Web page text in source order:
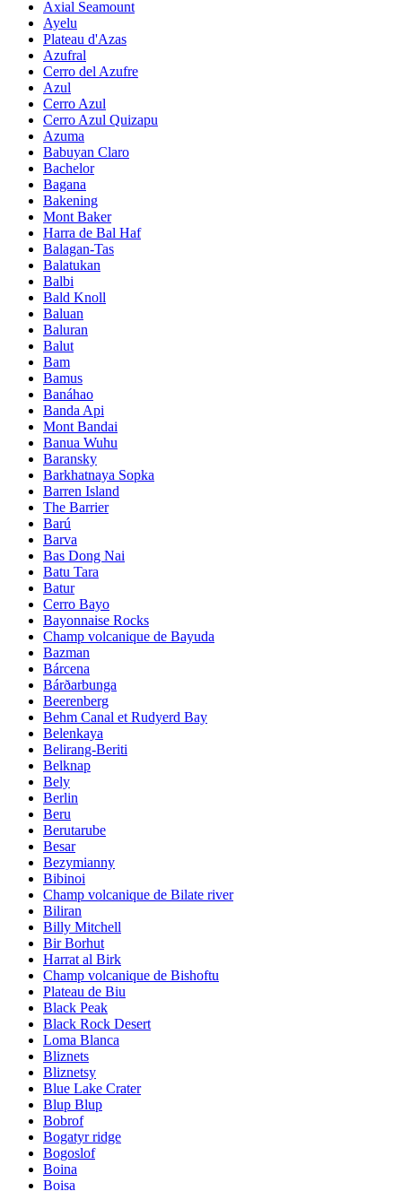
Axial Seamount
Ayelu
Plateau d'Azas
Azufral
Cerro del Azufre
Azul
Cerro Azul
Cerro Azul Quizapu
Azuma
Babuyan Claro
Bachelor
Bagana
Bakening
Mont Baker
Harra de Bal Haf
Balagan-Tas
Balatukan
Balbi
Bald Knoll
Baluan
Baluran
Balut
Bam
Bamus
Banáhao
Banda Api
Mont Bandai
Banua Wuhu
Baransky
Barkhatnaya Sopka
Barren Island
The Barrier
Barú
Barva
Bas Dong Nai
Batu Tara
Batur
Cerro Bayo
Bayonnaise Rocks
Champ volcanique de Bayuda
Bazman
Bárcena
Bárðarbunga
Beerenberg
Behm Canal et Rudyerd Bay
Belenkaya
Belirang-Beriti
Belknap
Bely
Berlin
Beru
Berutarube
Besar
Bezymianny
Bibinoi
Champ volcanique de Bilate river
Biliran
Billy Mitchell
Bir Borhut
Harrat al Birk
Champ volcanique de Bishoftu
Plateau de Biu
Black Peak
Black Rock Desert
Loma Blanca
Bliznets
Bliznetsy
Blue Lake Crater
Blup Blup
Bobrof
Bogatyr ridge
Bogoslof
Boina
Boisa